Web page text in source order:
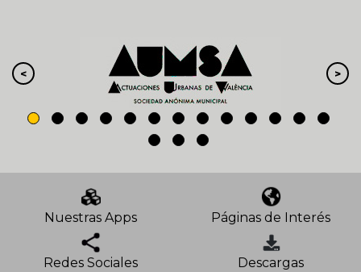
Nuestras Apps Páginas de Interés
Redes Sociales Descargas